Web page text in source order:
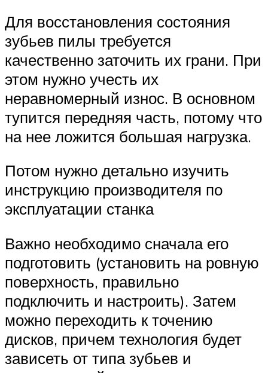
Для восстановления состояния
зубьев пилы требуется
качественно заточить их грани. При
этом нужно учесть их
неравномерный износ. В основном
тупится передняя часть, потому что
на нее ложится большая нагрузка.
Потом нужно детально изучить
инструкцию производителя по
эксплуатации станка
Важно необходимо сначала его
подготовить (установить на ровную
поверхность, правильно
подключить и настроить). Затем
можно переходить к точению
дисков, причем технология будет
зависеть от типа зубьев и